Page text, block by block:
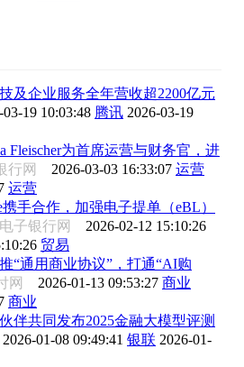
及企业服务全年营收超2200亿元
03-19 10:03:48 腾讯 2026-03-19
Fleischer为首席运营与财务官，进
行网 2026-03-03 16:33:07 运营
运营
手合作，加强电子提单（eBL）
电子银行网 2026-02-12 15:10:26
贸易
“通用商业协议”，打通“AI购
网 2026-01-13 09:53:27 商业
商业
伴共同发布2025金融大模型评测
2026-01-08 09:49:41 银联 2026-01-